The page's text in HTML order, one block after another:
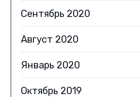
Сентябрь 2020
Август 2020
Январь 2020
Октябрь 2019